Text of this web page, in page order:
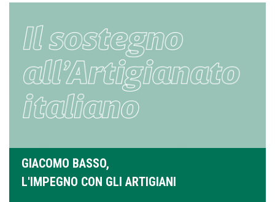
GIACOMO BASSO,
L'IMPEGNO CON GLI ARTIGIANI